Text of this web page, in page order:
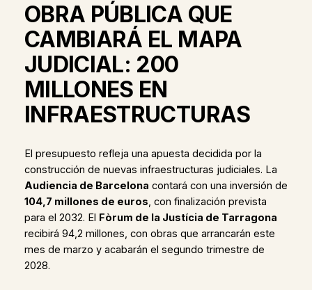
OBRA PÚBLICA QUE
CAMBIARÁ EL MAPA
JUDICIAL: 200
MILLONES EN
INFRAESTRUCTURAS
El presupuesto refleja una apuesta decidida por la
construcción de nuevas infraestructuras judiciales. La
Audiencia de Barcelona contará con una inversión de
104,7 millones de euros, con finalización prevista
para el 2032. El Fòrum de la Justícia de Tarragona
recibirá 94,2 millones, con obras que arrancarán este
mes de marzo y acabarán el segundo trimestre de
2028.